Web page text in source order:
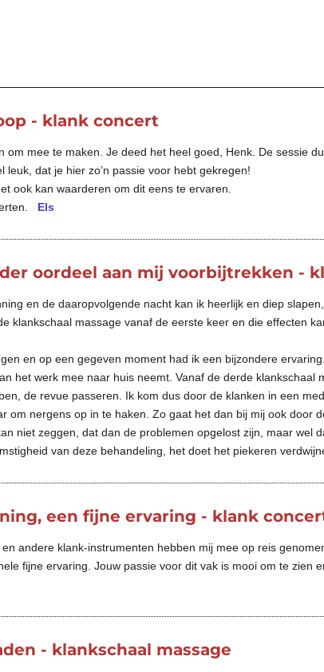
- klank concert
om mee te maken. Je deed het heel goed, Henk. De sessie
dat je hier zo’n passie voor hebt gekregen!
ook kan waarderen om dit eens te ervaren.
Els
oordeel aan mij voorbijtrekken -
en de daaropvolgende nacht kan ik heerlijk en diep
klankschaal massage vanaf de eerste keer en die effecten
en op een gegeven moment had ik een bijzondere
het werk mee naar huis neemt. Vanaf de derde klankschaal
de revue passeren. Ik kom dus door de klanken in een
om nergens op in te haken. Zo gaat het dan bij mij ook door
niet zeggen, dat dan de problemen opgelost zijn, maar wel
van deze behandeling, het doet het piekeren
een fijne ervaring - klank
andere klank-instrumenten hebben mij mee op reis
fijne ervaring. Jouw passie voor dit vak is mooi om te zien
- klankschaal massage